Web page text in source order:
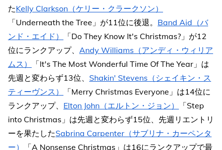
たKelly Clarkson（ケリー・クラークソン）
「Underneath the Tree」が11位に後退。 Band Aid（バ
ンド・エイド）
「Do They Know It's Christmas?」が12
位にランクアップ、 Andy Williams（アンディ・ウィリア
ムス）
「It's The Most Wonderful Time Of The Year」は
先週と変わらず13位、 Shakin' Stevens（シェイキン・ス
ティーヴンス）
「Merry Christmas Everyone」は14位に
ランクアップ、 Elton John（エルトン・ジョン）
「Step
into Christmas」は先週と変わらず15位、先週リエントリ
ーを果たしたSabrina Carpenter（サブリナ・カーペンタ
ー）
「A Nonsense Christmas」は16にランクアップで最